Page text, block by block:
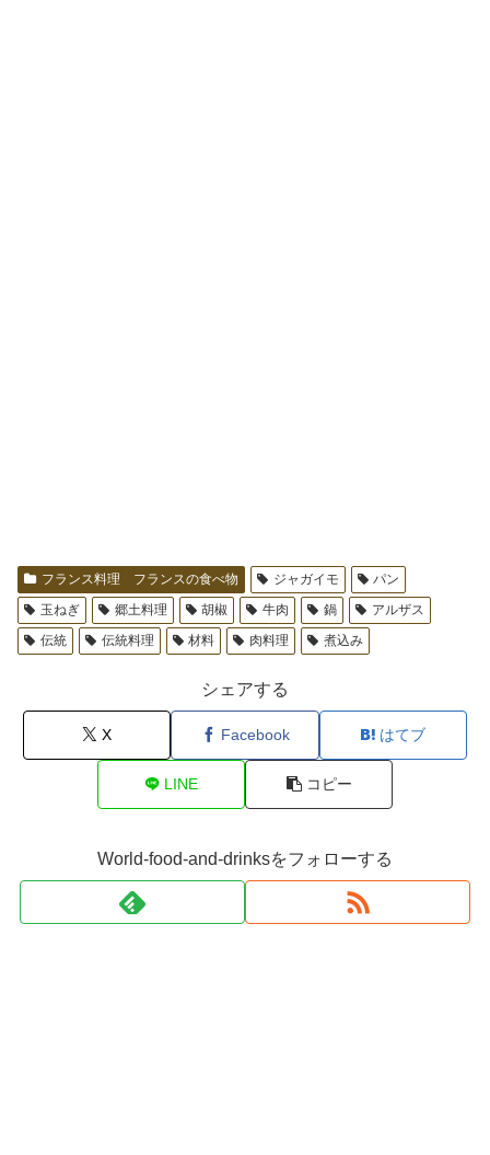
フランス料理 フランスの食べ物 ジャガイモ
パン
玉ねぎ
郷土料理 胡椒 牛肉 鍋
アルザス
伝統
伝統料理 材料 肉料理 煮込み
シェアする
X Facebook はてブ
LINE コピー
World-food-and-drinksをフォローする